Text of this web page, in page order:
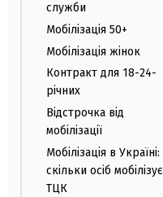
служби
Мобілізація 50+
Мобілізація жінок
Контракт для 18-24-
річних
Відстрочка від
мобілізації
Мобілізація в Україні:
скільки осіб мобілізує
ТЦК